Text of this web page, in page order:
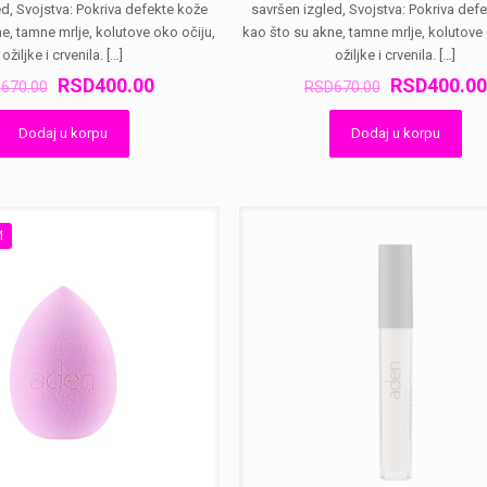
Svojstva: Pokriva defekte kože
tamne mrlje, kolutove oko očiju,
ožiljke i crvenila. […]
670.00
Оригинална
цена
је
била:
RSD400.00Тренутна
Dodaj u korpu
savršen izgled, Svojstva: Pokriva
kao što su akne, tamne mrlje, kolutove
ožiljke i crvenila. […]
RSD670.00 Оригинална
цена
је
била:
RSD400.00
Dodaj u korpu